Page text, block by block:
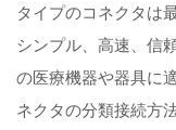
タイプのコネクタは
シンプル、高速、信
の医療機器や器具に
ネクタの分類接続方